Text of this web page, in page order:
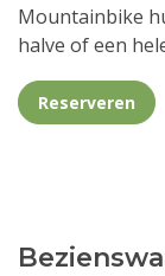
Mountainbike
halve of een
Reserveren